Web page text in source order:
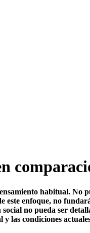
habitual.
este enfoque, no
no pueda ser
las condiciones